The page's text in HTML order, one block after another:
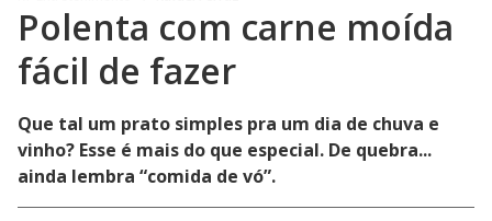
Polenta com carne moída
fácil de fazer
Que tal um prato simples pra um dia de chuva e
vinho? Esse é mais do que especial. De quebra...
ainda lembra “comida de vó”.